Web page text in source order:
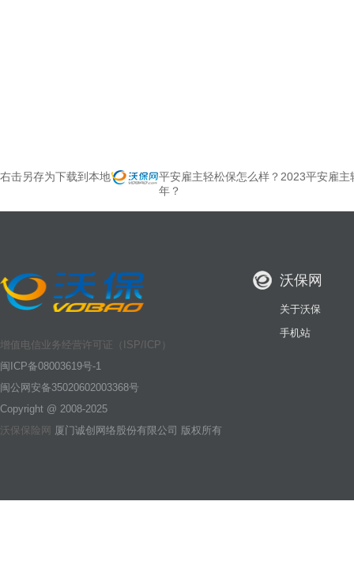
右击另存为下载到本地
平安雇主轻松保怎么样？2023平安雇
年？
增值电信业务经营许可证（ISP/ICP）
闽ICP备08003619号-1
闽公网安备35020602003368号
Copyright @ 2008-2025
沃保保险网 厦门诚创网络股份有限公司 版权所有
沃保网
关于沃保
手机站